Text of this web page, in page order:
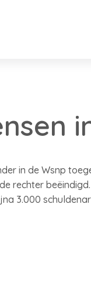
in de Wsnp
rechter
3.000